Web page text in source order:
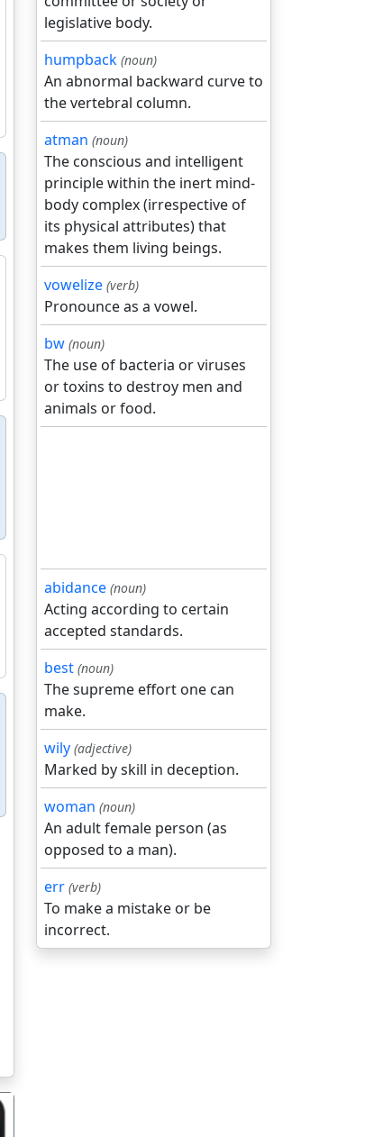
legislative body.
humpback (noun)
An abnormal backward curve to
the vertebral column.
atman (noun)
The conscious and intelligent
principle within the inert mind-
body complex (irrespective of
its physical attributes) that
makes them living beings.
vowelize (verb)
Pronounce as a vowel.
bw (noun)
The use of bacteria or viruses
or toxins to destroy men and
animals or food.
abidance (noun)
Acting according to certain
accepted standards.
best (noun)
The supreme effort one can
make.
wily (adjective)
Marked by skill in deception.
woman (noun)
An adult female person (as
opposed to a man).
err (verb)
To make a mistake or be
incorrect.